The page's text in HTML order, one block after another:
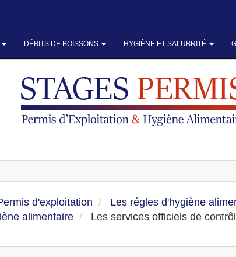
DÉBITS DE BOISSONS HYGIÈNE ET SALUBRITÉ
d'exploitation Les régles d'hygiène
alimentaire
Les services officiels de